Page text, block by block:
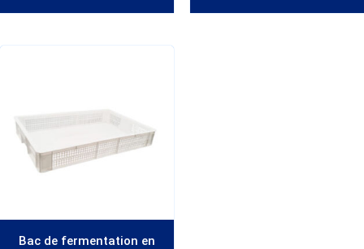
Bac de fermentation en